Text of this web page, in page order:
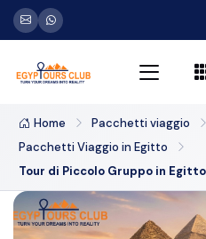
Home
Pacchetti viaggio
Pacchetti Viaggio in Egitto
Tour di Piccolo Gruppo in Egitto